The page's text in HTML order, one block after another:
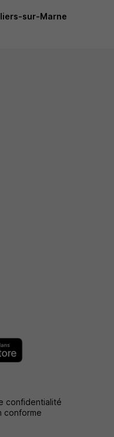
sur-Marne
confidentialité
conforme